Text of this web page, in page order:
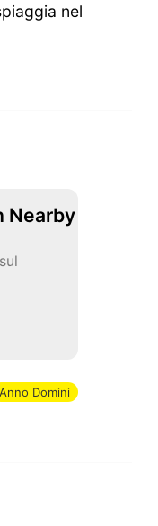
nel
Nearby
Anno Domini